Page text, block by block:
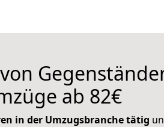
ab 82€
in der Umzugsbranche tätig